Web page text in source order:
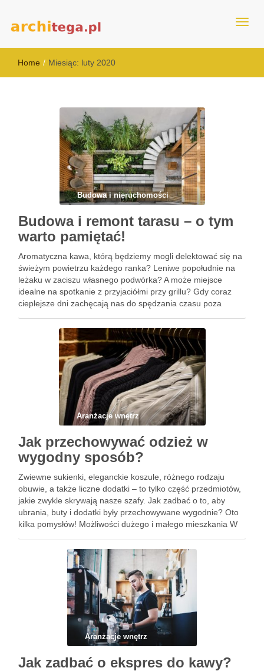
architega.pl
Home / Miesiąc: luty 2020
Budowa i nieruchomości
Budowa i remont tarasu – o tym
warto pamiętać!
Aromatyczna kawa, którą będziemy mogli delektować się na
świeżym powietrzu każdego ranka? Leniwe popołudnie na
leżaku w zaciszu własnego podwórka? A może miejsce
idealne na spotkanie z przyjaciółmi przy grillu? Gdy coraz
cieplejsze dni zachęcają nas do spędzania czasu poza
zaaranżowana przestrzeń pozwoli …
Aranżacje wnętrz
Jak przechowywać odzież w
wygodny sposób?
Zwiewne sukienki, eleganckie koszule, różnego rodzaju
obuwie, a także liczne dodatki – to tylko część przedmiotów,
jakie zwykle skrywają nasze szafy. Jak zadbać o to, aby
ubrania, buty i dodatki były przechowywane wygodnie? Oto
kilka pomysłów! Możliwości dużego i małego mieszkania W
dobrym pomysłem będzie …
Aranżacje wnętrz
Jak zadbać o ekspres do kawy?